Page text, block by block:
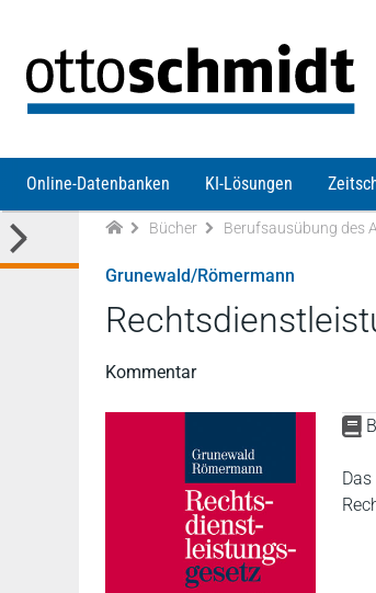
Online-Datenbanken KI-Lösungen
Bücher Berufsausübung des
Grunewald/Römermann
Kommentar